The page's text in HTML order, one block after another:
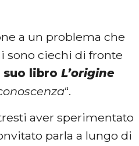
a un problema che
sono ciechi di fronte
suo libroL’origine
“.
aver sperimentato
parla a lungo di